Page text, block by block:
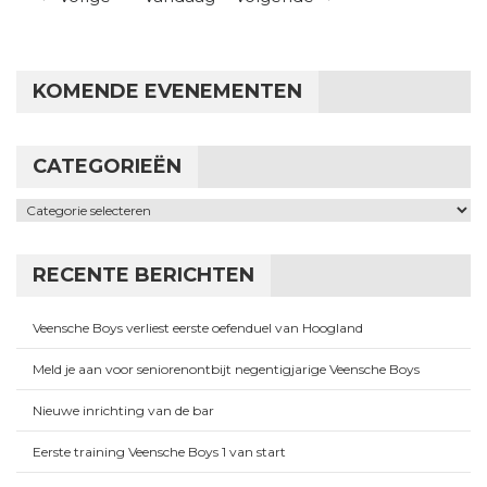
KOMENDE EVENEMENTEN
CATEGORIEËN
Categorieën
RECENTE BERICHTEN
Veensche Boys verliest eerste oefenduel van Hoogland
Meld je aan voor seniorenontbijt negentigjarige Veensche Boys
Nieuwe inrichting van de bar
Eerste training Veensche Boys 1 van start